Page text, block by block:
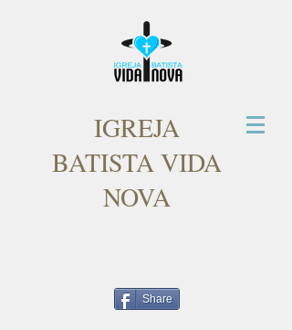
IGREJA
BATISTA VIDA
NOVA
Share